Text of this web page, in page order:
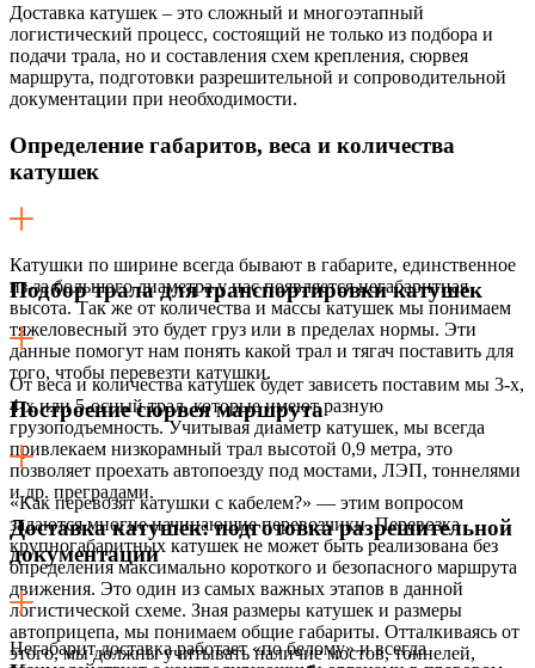
Доставка катушек – это сложный и многоэтапный
логистический процесс, состоящий не только из подбора и
подачи трала, но и составления схем крепления, сюрвея
маршрута, подготовки разрешительной и сопроводительной
документации при необходимости.
Определение габаритов, веса и количества
катушек
Катушки по ширине всегда бывают в габарите, единственное
из-за большого диаметра у нас появляется негабаритная
высота. Так же от количества и массы катушек мы понимаем
тяжеловесный это будет груз или в пределах нормы. Эти
данные помогут нам понять какой трал и тягач поставить для
того, чтобы перевезти катушки.
Подбор трала для транспортировки катушек
От веса и количества катушек будет зависеть поставим мы 3-х,
4-х или 5-осный трал, которые имеют разную
грузоподъемность. Учитывая диаметр катушек, мы всегда
привлекаем низкорамный трал высотой 0,9 метра, это
позволяет проехать автопоезду под мостами, ЛЭП, тоннелями
и др. преградами.
Построение сюрвея маршрута
«Как перевозят катушки с кабелем?» — этим вопросом
задаются многие начинающие перевозчики. Перевозка
крупногабаритных катушек не может быть реализована без
определения максимально короткого и безопасного маршрута
движения. Это один из самых важных этапов в данной
логистической схеме. Зная размеры катушек и размеры
автоприцепа, мы понимаем общие габариты. Отталкиваясь от
этого, мы должны учитывать наличие мостов, тоннелей,
Доставка катушек: подготовка разрешительной
документации
Негабарит доставка работает «по белому» и всегда